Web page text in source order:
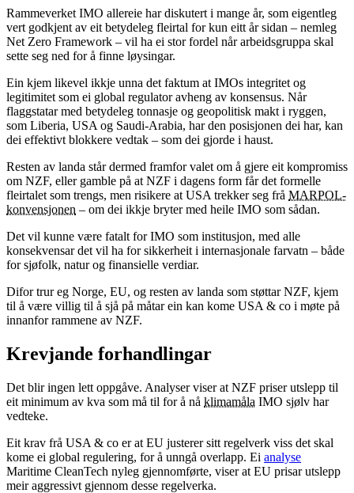
Rammeverket IMO allereie har diskutert i mange år, som eigentleg
vert godkjent av eit betydeleg fleirtal for kun eitt år sidan – nemleg
Net Zero Framework – vil ha ei stor fordel når arbeidsgruppa skal
sette seg ned for å finne løysingar.
Ein kjem likevel ikkje unna det faktum at IMOs integritet og
legitimitet som ei global regulator avheng av konsensus. Når
flaggstatar med betydeleg tonnasje og geopolitisk makt i ryggen,
som Liberia, USA og Saudi-Arabia, har den posisjonen dei har, kan
dei effektivt blokkere vedtak – som dei gjorde i haust.
Resten av landa står dermed framfor valet om å gjere eit kompromiss
om NZF, eller gamble på at NZF i dagens form får det formelle
fleirtalet som trengs, men risikere at USA trekker seg frå MARPOL-
konvensjonen – om dei ikkje bryter med heile IMO som sådan.
Det vil kunne være fatalt for IMO som institusjon, med alle
konsekvensar det vil ha for sikkerheit i internasjonale farvatn – både
for sjøfolk, natur og finansielle verdiar.
Difor trur eg Norge, EU, og resten av landa som støttar NZF, kjem
til å være villig til å sjå på måtar ein kan kome USA & co i møte på
innanfor rammene av NZF.
Krevjande forhandlingar
Det blir ingen lett oppgåve. Analyser viser at NZF priser utslepp til
eit minimum av kva som må til for å nå klimamåla IMO sjølv har
vedteke.
Eit krav frå USA & co er at EU justerer sitt regelverk viss det skal
kome ei global regulering, for å unngå overlapp. Ei analyse
Maritime CleanTech nyleg gjennomførte, viser at EU prisar utslepp
meir aggressivt gjennom desse regelverka.